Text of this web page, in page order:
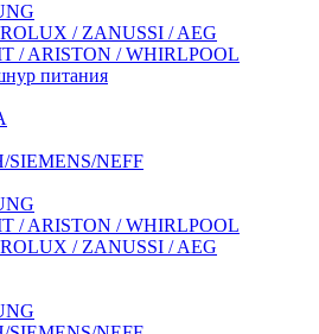
/ ZANUSSI / AEG
/ ARISTON / WHIRLPOOL
питания
SIEMENS/NEFF
/ ARISTON / WHIRLPOOL
/ ZANUSSI / AEG